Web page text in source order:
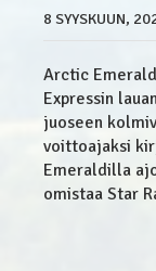
8 SYYSKUUN,
Arctic
Expressin
juoseen
voittoajaksi
Emeraldilla
omistaa Star